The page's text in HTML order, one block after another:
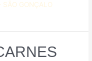
SÃO GONÇALO